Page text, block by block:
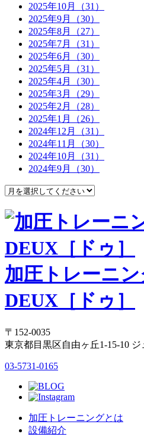
2025年10月（31）
2025年9月（30）
2025年8月（27）
2025年7月（31）
2025年6月（30）
2025年5月（31）
2025年4月（30）
2025年3月（29）
2025年2月（28）
2025年1月（26）
2024年12月（31）
2024年11月（30）
2024年10月（31）
2024年9月（30）
加圧トレーニ
DEUX［ドゥ］
〒152-0035
東京都目黒区自由ヶ丘1-15-10 ジ
03-5731-0165
加圧トレーニングとは
設備紹介